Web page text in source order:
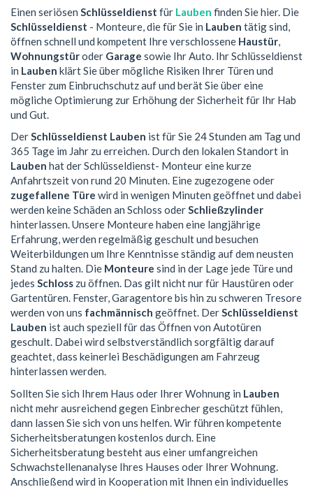
Einen seriösen Schlüsseldienst für Lauben finden Sie hier. Die
Schlüsseldienst - Monteure, die für Sie in Lauben tätig sind,
öffnen schnell und kompetent Ihre verschlossene Haustür,
Wohnungstüroder Garage sowie Ihr Auto. Ihr Schlüsseldienst
in Lauben klärt Sie über mögliche Risiken Ihrer Türen und
Fenster zum Einbruchschutz auf und berät Sie über eine
mögliche Optimierung zur Erhöhung der Sicherheit für Ihr Hab
und Gut.
DerSchlüsseldienst Lauben ist für Sie 24 Stunden am Tag und
365 Tage im Jahr zu erreichen. Durch den lokalen Standort in
Lauben hat der Schlüsseldienst- Monteur eine kurze
Anfahrtszeit von rund 20 Minuten. Eine zugezogene oder
zugefallene Türe wird in wenigen Minuten geöffnet und dabei
werden keine Schäden an Schloss oderSchließzylinder
hinterlassen. Unsere Monteure haben eine langjährige
Erfahrung, werden regelmäßig geschult und besuchen
Weiterbildungen um Ihre Kenntnisse ständig auf dem neusten
Stand zu halten. Die Monteure sind in der Lage jede Türe und
jedes Schloss zu öffnen. Das gilt nicht nur für Haustüren oder
Gartentüren. Fenster, Garagentore bis hin zu schweren Tresore
werden von uns fachmännisch geöffnet. DerSchlüsseldienst
Lauben ist auch speziell für das Öffnen von Autotüren
geschult. Dabei wird selbstverständlich sorgfältig darauf
geachtet, dass keinerlei Beschädigungen am Fahrzeug
hinterlassen werden.
Sollten Sie sich Ihrem Haus oder Ihrer Wohnung in Lauben
nicht mehr ausreichend gegen Einbrecher geschützt fühlen,
dann lassen Sie sich von uns helfen. Wir führen kompetente
Sicherheitsberatungen kostenlos durch. Eine
Sicherheitsberatung besteht aus einer umfangreichen
Schwachstellenanalyse Ihres Hauses oder Ihrer Wohnung.
Anschließend wird in Kooperation mit Ihnen ein individuelles